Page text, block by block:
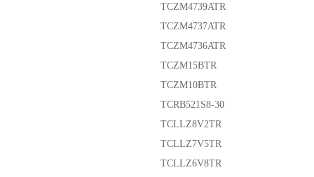
TCZM4739ATR
TCZM4737ATR
TCZM4736ATR
TCZM15BTR
TCZM10BTR
TCRB521S8-30
TCLLZ8V2TR
TCLLZ7V5TR
TCLLZ6V8TR